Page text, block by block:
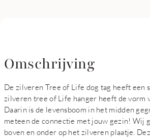
Omschrijving
De zilveren Tree of Life dog tag heeft een
zilveren tree of Life hanger heeft de vorm
Daarin is de levensboom in het midden
meteen de connectie met jouw gezin! Wij
boven en onder op het zilveren plaatje.